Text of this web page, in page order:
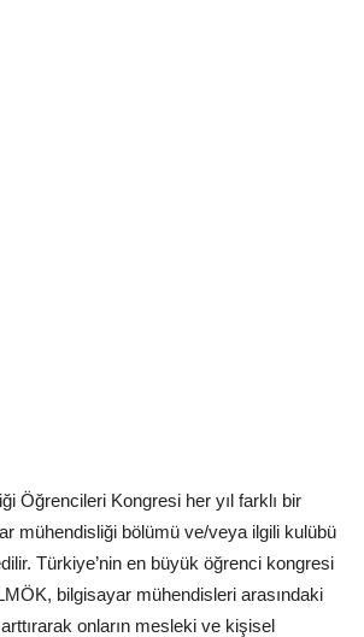
Öğrencileri Kongresi her yıl farklı bir
mühendisliği bölümü ve/veya ilgili kulübü
Türkiye’nin en büyük öğrenci kongresi
bilgisayar mühendisleri arasındaki
onların mesleki ve kişisel